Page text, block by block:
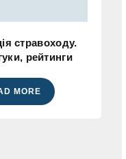
стравоходу.
рейтинги
MORE